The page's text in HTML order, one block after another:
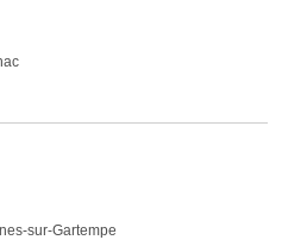
sur-Gartempe